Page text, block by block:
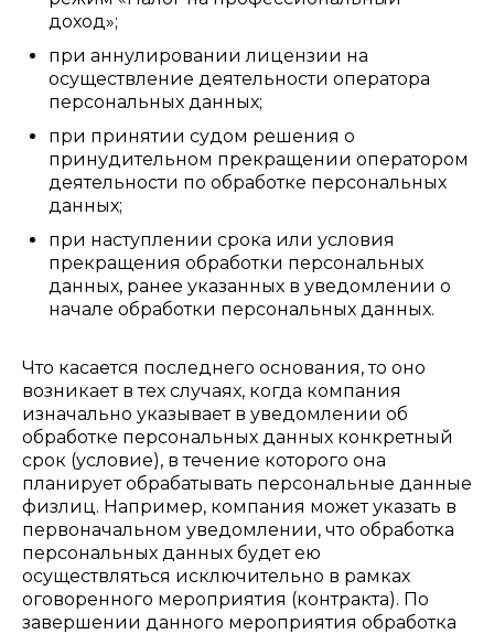
доход»;
при аннулировании лицензии на
осуществление деятельности оператора
персональных данных;
при принятии судом решения о
принудительном прекращении оператором
деятельности по обработке персональных
данных;
при наступлении срока или условия
прекращения обработки персональных
данных, ранее указанных в уведомлении о
начале обработки персональных данных.
Что касается последнего основания, то оно
возникает в тех случаях, когда компания
изначально указывает в уведомлении об
обработке персональных данных конкретный
срок (условие), в течение которого она
планирует обрабатывать персональные данные
физлиц. Например, компания может указать в
первоначальном уведомлении, что обработка
персональных данных будет ею
осуществляться исключительно в рамках
оговоренного мероприятия (контракта). По
завершении данного мероприятия обработка